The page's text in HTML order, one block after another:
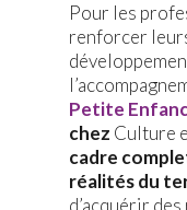
Pour les
renforcer
Petite
chez Culture
cadre
réalités du
d’acquérir